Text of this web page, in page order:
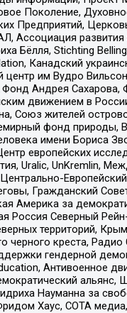
Поколение,
Предприятий,
развития
Бёлля, Stichting
Канадский
им Вудро
Андрея Сахарова,
движением в
Союз жителей
фонд природы,
имени Бориса
европейских
Uralic, UnKremlin,
Гражданский
Америка за
Россия Северный
территорий,
черного креста,
гендерной
Антивоенное
Науманна за
Хаус, СОТА